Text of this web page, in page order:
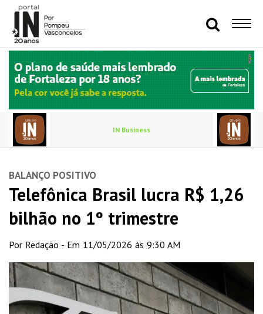
IN Business
BALANÇO POSITIVO
Telefônica Brasil lucra R$ 1,26
bilhão no 1º trimestre
Por Redação - Em 11/05/2026 às 9:30 AM